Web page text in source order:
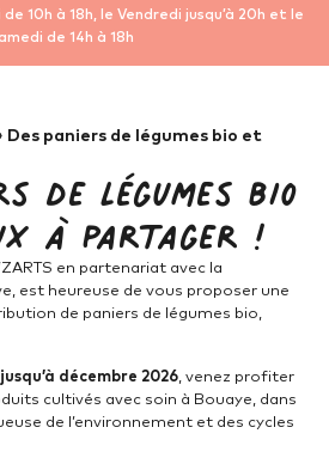
10h à 18h, le Vendredi jusqu’à 20h et le
de 14h à 18h
Des paniers de légumes bio et
de légumes bio
à partager !
en partenariat avec la
est heureuse de vous proposer une
de paniers de légumes bio,
décembre 2026 , venez profiter
cultivés avec soin à Bouaye, dans
de l’environnement et des cycles